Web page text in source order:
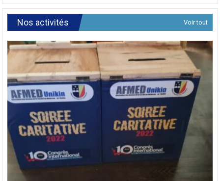
de
Révision
des
Textes
Statutaires
de
l’AFMED
en
sigle
COMREV.
Nos activités Voir tout